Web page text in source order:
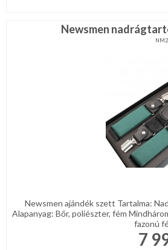
Newsmen
Newsmen ajándék szett Tartalma:
Alapanyag: Bőr, poliészter, fém
fazonú
7